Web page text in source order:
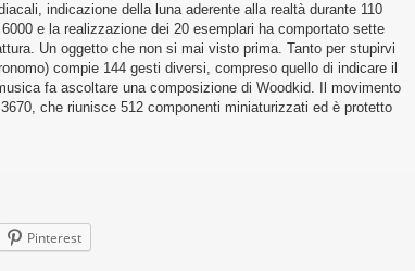
indicazione della luna aderente alla realtà durante 110
e la realizzazione dei 20 esemplari ha comportato sette
Un oggetto che non si mai visto prima. Tanto per stupirvi
compie 144 gesti diversi, compreso quello di indicare il
fa ascoltare una composizione di Woodkid. Il movimento
che riunisce 512 componenti miniaturizzati ed è protetto
Pinterest